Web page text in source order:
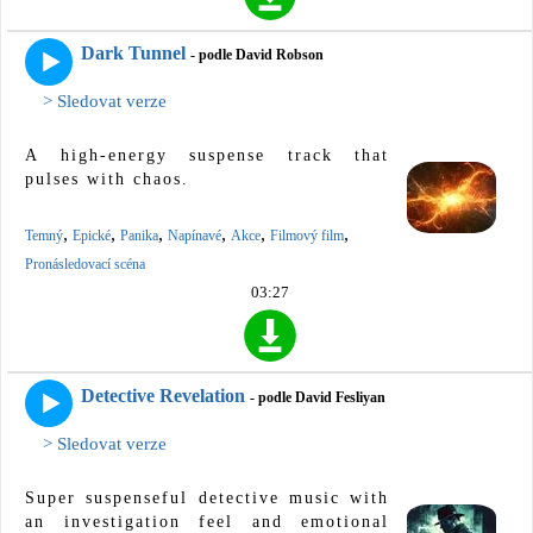
Dark Tunnel - podle David Robson
> Sledovat verze
A high-energy suspense track that
pulses with chaos.
Temný, Epické, Panika, Napínavé, Akce, Filmový film,
Pronásledovací scéna
03:27
Detective Revelation - podle David Fesliyan
> Sledovat verze
Super suspenseful detective music with
an investigation feel and emotional